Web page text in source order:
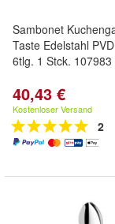
Sambonet
Taste Edelstahl
6tlg. 1 Stck. 107983
40,43 €
Kostenloser Versand
2